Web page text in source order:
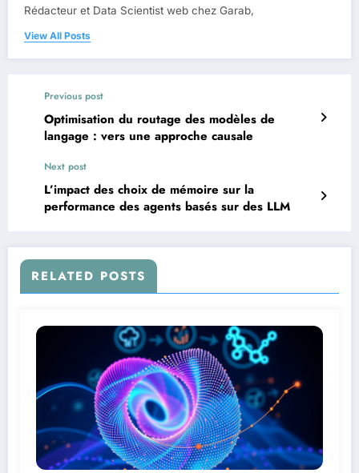
Rédacteur et Data Scientist web chez Garab,
View All Posts
Previous post
Optimisation du routage des modèles de
langage : vers une approche causale
Next post
L’impact des choix de mémoire sur la
performance des agents basés sur des LLM
RELATED POSTS